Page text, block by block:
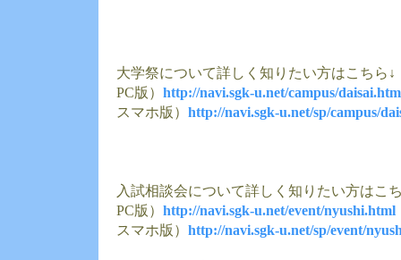
大学祭について詳しく知りたい方はこちら↓
PC版） http://navi.sgk-u.net/campus/
スマホ版） http://navi.sgk-u.net/sp/campus/
入試相談会について詳しく知りたい方はこ
PC版） http://navi.sgk-u.net/event/nyushi.html
スマホ版） http://navi.sgk-u.net/sp/event/